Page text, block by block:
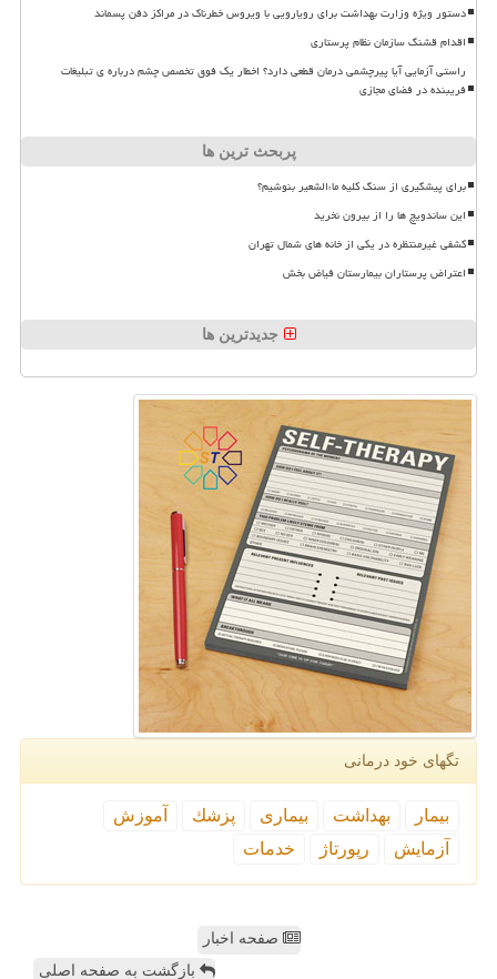
دستور ویژه وزارت بهداشت برای رویارویی با ویروس خطرناک در مراکز دفن پسماند
اقدام قشنگ سازمان نظام پرستاری
راستی آزمایی آیا پیرچشمی درمان قطعی دارد؟ اخطار یک فوق تخصص چشم درباره ی تبلیغات
فریبنده در فضای مجازی
پربحث ترین ها
برای پیشگیری از سنگ کلیه ماءالشعیر بنوشیم؟
این ساندویچ ها را از بیرون نخرید
کشفی غیرمنتظره در یکی از خانه های شمال تهران
اعتراض پرستاران بیمارستان فیاض بخش
جدیدترین ها
تگهای خود درمانی
بیمار بهداشت بیماری پزشك
آموزش
آزمایش
رپورتاژ خدمات
صفحه اخبار
بازگشت به صفحه اصلی